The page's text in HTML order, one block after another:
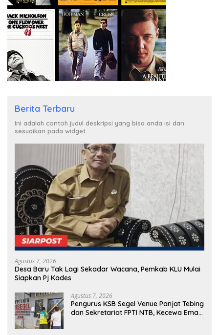
Berita Terbaru
Ini adalah contoh judul deskripsi yang bisa anda isi dan
sesuaikan pada widget
Agustus 7, 2026
Desa Baru Tak Lagi Sekadar Wacana, Pemkab KLU Mulai
Siapkan Pj Kades
Agustus 7, 2026
Pengurus KSB Segel Venue Panjat Tebing
dan Sekretariat FPTI NTB, Kecewa Emas